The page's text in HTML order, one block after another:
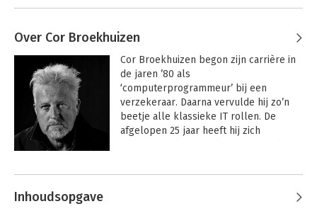
Over Cor Broekhuizen
Cor Broekhuizen begon zijn carrière in
de jaren ’80 als
‘computerprogrammeur’ bij een
verzekeraar. Daarna vervulde hij zo’n
beetje alle klassieke IT rollen. De
afgelopen 25 jaar heeft hij zich
beter georganiseerd zou kunnen
Inhoudsopgave